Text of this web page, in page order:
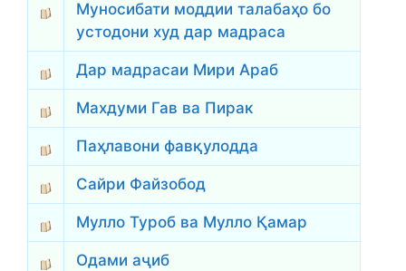
Муносибати моддии талабаҳо бо
устодони худ дар мадраса
Дар мадрасаи Мири Араб
Махдуми Гав ва Пирак
Паҳлавони фавқулодда
Сайри Файзобод
Мулло Туроб ва Мулло Қамар
Одами аҷиб